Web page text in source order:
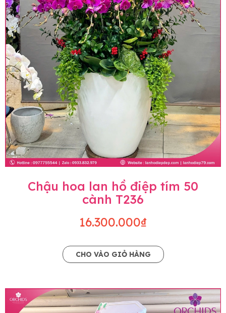
Chậu hoa lan hồ điệp tím 50
cành T236
16.300.000₫
CHO VÀO GIỎ HÀNG